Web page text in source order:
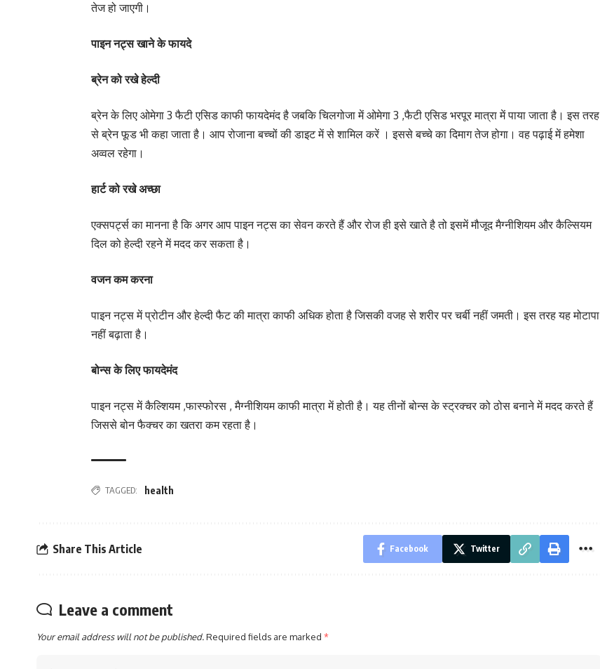
तेज हो जाएगी।
पाइन नट्स खाने के फायदे
ब्रेन को रखे हेल्दी
ब्रेन के लिए ओमेगा 3 फैटी एसिड काफी फायदेमंद है जबकि चिलगोजा में ओमेगा 3 ,फैटी एसिड भरपूर मात्रा में पाया जाता है। इस तरह
से ब्रेन फूड भी कहा जाता है। आप रोजाना बच्चों की डाइट में से शामिल करें । इससे बच्चे का दिमाग तेज होगा। वह पढ़ाई में हमेशा
अव्वल रहेगा।
हार्ट को रखे अच्छा
एक्सपर्ट्स का मानना है कि अगर आप पाइन नट्स का सेवन करते हैं और रोज ही इसे खाते है तो इसमें मौजूद मैग्नीशियम और कैल्सियम
दिल को हेल्दी रहने में मदद कर सकता है।
वजन कम करना
पाइन नट्स में प्रोटीन और हेल्दी फैट की मात्रा काफी अधिक होता है जिसकी वजह से शरीर पर चर्बी नहीं जमती। इस तरह यह मोटापा
नहीं बढ़ाता है।
बोन्स के लिए फायदेमंद
पाइन नट्स में कैल्शियम ,फास्फोरस , मैग्नीशियम काफी मात्रा में होती है। यह तीनों बोन्‍स के स्‍ट्रक्‍चर को ठोस बनाने में मदद करते हैं
जिससे बोन फैक्चर का खतरा कम रहता है।
TAGGED: health
Share This Article Facebook Twitter
Leave a comment
Your email address will not be published.Required fields are marked *